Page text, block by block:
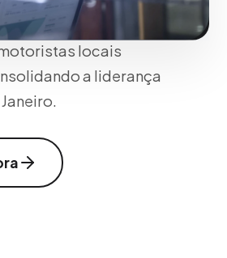
trajeto diário e no
locais
a liderança